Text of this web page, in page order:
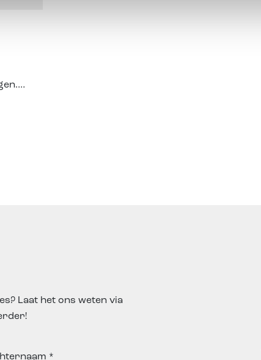
Laat het ons weten via